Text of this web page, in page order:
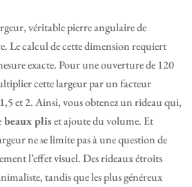
véritable pierre angulaire de
Le calcul de cette dimension requiert
exacte. Pour une ouverture de 120
cette largeur par un facteur
et 2. Ainsi, vous obtenez un rideau qui,
beaux pliset ajoute du volume. Et
ne se limite pas à une question de
l’effet visuel. Des rideaux étroits
tandis que les plus généreux